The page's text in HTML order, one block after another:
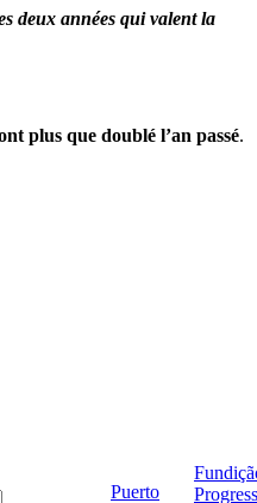
deux années qui valent la
plus que doublé l’an passé.
Puerto